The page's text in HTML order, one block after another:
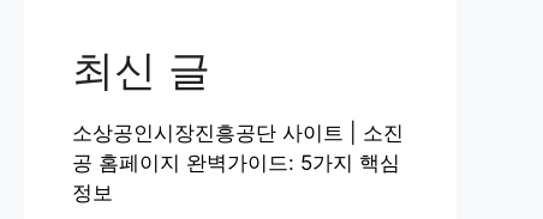
최신 글
소상공인시장진흥공단 사이트 | 소진
공 홈페이지 완벽가이드: 5가지 핵심
정보